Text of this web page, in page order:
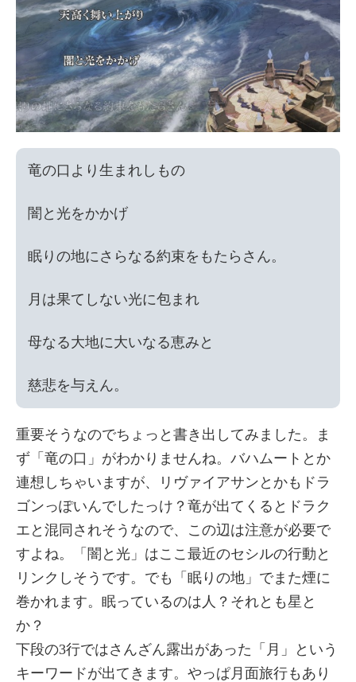
竜の口より生まれしもの
闇と光をかかげ
眠りの地にさらなる約束をもたらさん。
月は果てしない光に包まれ
母なる大地に大いなる恵みと
重要そうなのでちょっと書き出してみました。ま
ず「竜の口」がわかりませんね。バハムートとか
連想しちゃいますが、リヴァイアサンとかもドラ
ゴンっぽいんでしたっけ？竜が出てくるとドラク
エと混同されそうなので、この辺は注意が必要で
すよね。「闇と光」はここ最近のセシルの行動と
リンクしそうです。でも「眠りの地」でまた煙に
巻かれます。眠っているのは人？それとも星と
か？
下段の3行ではさんざん露出があった「月」という
キーワードが出てきます。やっぱ月面旅行もあり